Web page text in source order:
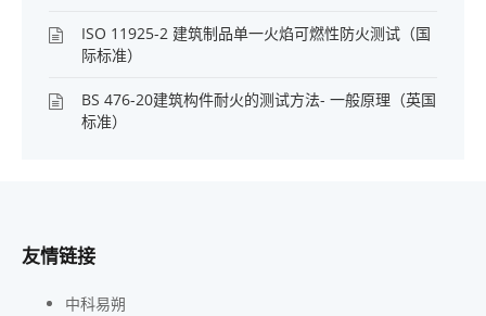
ISO 11925-2 建筑制品单一火焰可燃性防火测试（国
际标准）
BS 476-20建筑构件耐火的测试方法- 一般原理（英国
标准）
友情链接
中科易朔